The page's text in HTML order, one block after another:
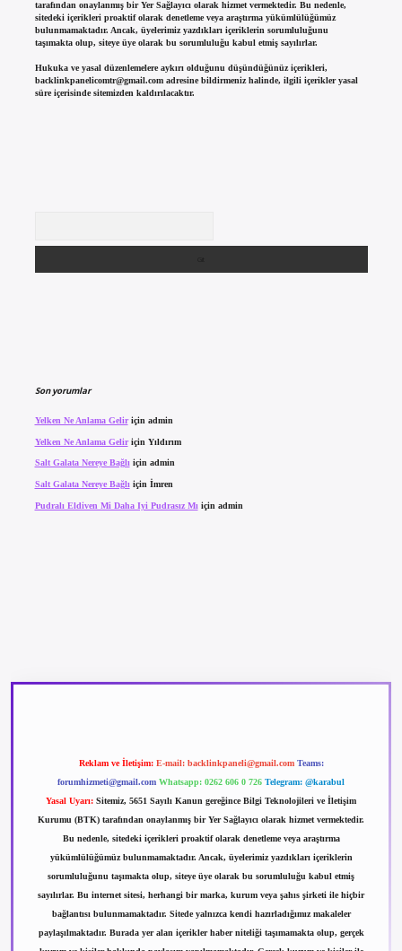
tarafından onaylanmış bir Yer Sağlayıcı olarak hizmet vermektedir. Bu nedenle,
sitedeki içerikleri proaktif olarak denetleme veya araştırma yükümlülüğümüz
bulunmamaktadır. Ancak, üyelerimiz yazdıkları içeriklerin sorumluluğunu
taşımakta olup, siteye üye olarak bu sorumluluğu kabul etmiş sayılırlar.
Hukuka ve yasal düzenlemelere aykırı olduğunu düşündüğünüz içerikleri,
backlinkpanelicomtr@gmail.comadresine bildirmeniz halinde, ilgili içerikler yasal
süre içerisinde sitemizden kaldırılacaktır.
Son yorumlar
Yelken Ne Anlama Geliriçin admin
Yelken Ne Anlama Geliriçin Yıldırım
Salt Galata Nereye Bağlıiçin admin
Salt Galata Nereye Bağlı için İmren
Pudralı Eldiven Mi Daha Iyi Pudrasız Mı için admin
Reklam ve İletişim: E-mail: backlinkpaneli@gmail.com Teams:
forumhizmeti@gmail.com Whatsapp: 0262 606 0 726 Telegram: @karabul
Yasal Uyarı: Sitemiz, 5651 Sayılı Kanun gereğince Bilgi Teknolojileri ve İletişim
Kurumu (BTK) tarafından onaylanmış bir Yer Sağlayıcı olarak hizmet vermektedir.
Bu nedenle, sitedeki içerikleri proaktif olarak denetleme veya araştırma
yükümlülüğümüz bulunmamaktadır. Ancak, üyelerimiz yazdıkları içeriklerin
sorumluluğunu taşımakta olup, siteye üye olarak bu sorumluluğu kabul etmiş
sayılırlar. Bu internet sitesi, herhangi bir marka, kurum veya şahıs şirketi ile hiçbir
bağlantısı bulunmamaktadır. Sitede yalnızca kendi hazırladığımız makaleler
paylaşılmaktadır. Burada yer alan içerikler haber niteliği taşımamakta olup, gerçek